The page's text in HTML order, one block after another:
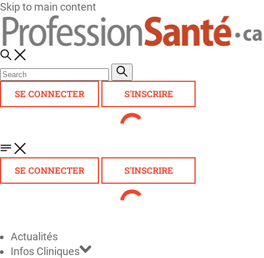
Skip to main content
SE CONNECTER S'INSCRIRE
SE CONNECTER S'INSCRIRE
Actualités
Infos Cliniques